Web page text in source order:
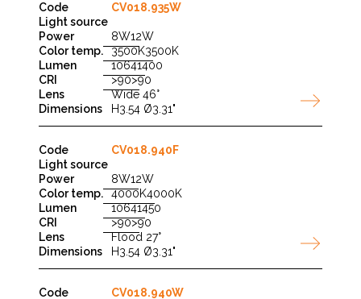
CV018.935W
8W12W
3500K3500K
10641400
>90>90
Wide 46°
H3.54 Ø3.31"
CV018.940F
8W12W
4000K4000K
10641450
>90>90
Flood 27°
H3.54 Ø3.31"
CV018.940W